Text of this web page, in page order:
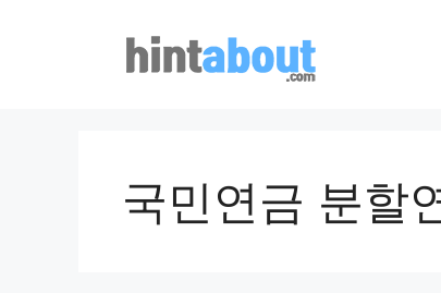
국민연금 분할